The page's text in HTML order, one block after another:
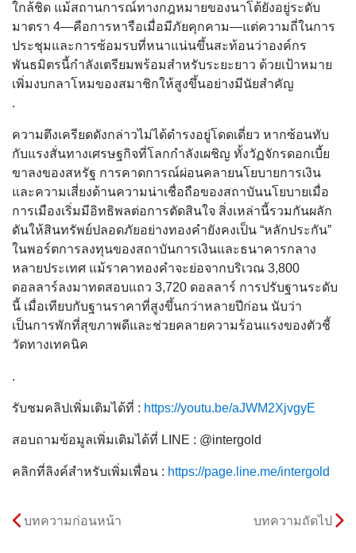
ใกล้ชิด แม้สถานการณ์ทางกฎหมายของนาโต้ยังอยู่ระดับ
มาตรา 4—คือการหารือเมื่อมีภัยคุกคาม—แต่ความถี่ในการ
ประชุมและการซ้อมรบที่หนาแน่นขึ้นสะท้อนว่าองค์กร
พันธมิตรนี้กำลังเตรียมพร้อมสำหรับระยะยาว ด้วยเป้าหมาย
เพิ่มงบกลาโหมของสมาชิกให้สูงขึ้นอย่างมีนัยสำคัญ
.
ความตึงเครียดดังกล่าวไม่ได้ดำรงอยู่โดดเดี่ยว หากซ้อนทับ
กับแรงสั่นทางเศรษฐกิจที่โลกกำลังเผชิญ ทั้งวัฏจักรดอกเบี้ย
ขาลงของสหรัฐ การคาดการณ์ผ่อนคลายนโยบายการเงิน
และความเสี่ยงด้านความน่าเชื่อถือของสถาบันนโยบายเมื่อ
การเมืองเริ่มมีอิทธิพลต่อการตัดสินใจ สิ่งเหล่านี้รวมกันผลัก
ดันให้สินทรัพย์ปลอดภัยอย่างทองคำยังคงเป็น “หลักประกัน”
ในพอร์ตการลงทุนของสถาบันการเงินและธนาคารกลาง
หลายประเทศ แม้ราคาทองคำจะย่อจากบริเวณ 3,800
ดอลลาร์ลงมาทดสอบแถว 3,720 ดอลลาร์ การปรับฐานระดับ
นี้ เมื่อเทียบกับฐานราคาที่สูงขึ้นกว่าหลายปีก่อน นับว่า
เป็นการพักที่สุขภาพดีและช่วยคลายความร้อนแรงของตัวชี้
วัดทางเทคนิค
.
รับชมคลิปเพิ่มเติมได้ที่ : https://youtu.be/aJWM2XjvgyE
สอบถามข้อมูลเพิ่มเติมได้ที่ LINE : @intergold
คลิกที่ลิงค์สำหรับเพิ่มเพื่อน : https://page.line.me/intergold
บทความก่อนหน้า บทความถัดไป